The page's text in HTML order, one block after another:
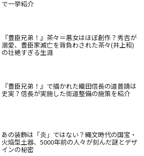
で一挙紹介
『豊臣兄弟！』茶々＝悪女はほぼ創作？秀吉が
溺愛、豊臣家滅亡を背負わされた茶々(井上和)
の壮絶すぎる生涯
『豊臣兄弟！』で描かれた織田信長の道普請は
史実？信長が実施した街道整備の施策を紹介
あの装飾は「炎」ではない？縄文時代の国宝・
火焔型土器、5000年前の人々が刻んだ謎とデザ
インの秘密